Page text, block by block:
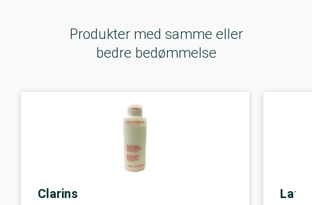
Produkter med samme eller
bedre bedømmelse
Clarins